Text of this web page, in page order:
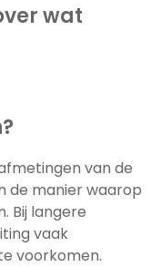
wat
van de
de manier waarop
Bij langere
vaak
voorkomen.